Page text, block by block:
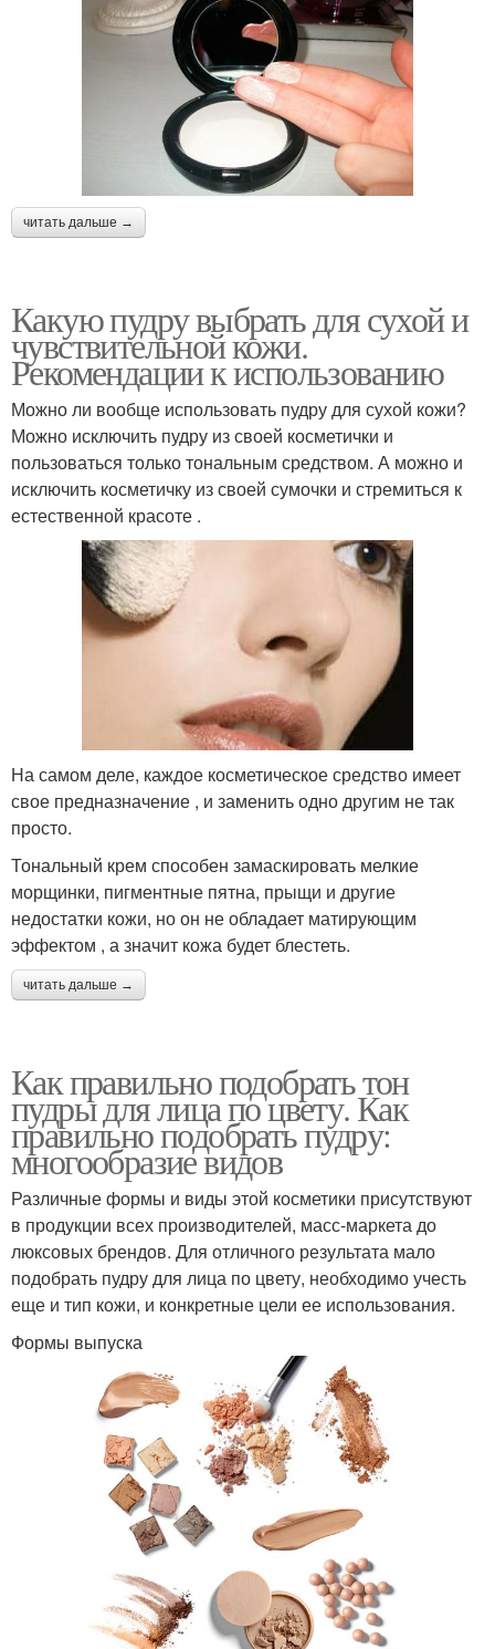
читать дальше →
Какую пудру выбрать для сухой и
чувствительной кожи.
Рекомендации к использованию
Можно ли вообще использовать пудру для сухой кожи?
Можно исключить пудру из своей косметички и
пользоваться только тональным средством. А можно и
исключить косметичку из своей сумочки и стремиться к
естественной красоте .
На самом деле, каждое косметическое средство имеет
свое предназначение , и заменить одно другим не так
просто.
Тональный крем способен замаскировать мелкие
морщинки, пигментные пятна, прыщи и другие
недостатки кожи, но он не обладает матирующим
эффектом , а значит кожа будет блестеть.
читать дальше →
Как правильно подобрать тон
пудры для лица по цвету. Как
правильно подобрать пудру:
многообразие видов
Различные формы и виды этой косметики присутствуют
в продукции всех производителей, масс-маркета до
люксовых брендов. Для отличного результата мало
подобрать пудру для лица по цвету, необходимо учесть
еще и тип кожи, и конкретные цели ее использования.
Формы выпуска